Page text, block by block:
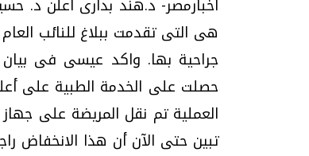
هى التى تقدمت ببلاغ للنائب
جراحية بها. واكد عيسى فى بيان
حصلت على الخدمة الطبية على
العملية تم نقل المريضة على
تبين حتى الآن أن هذا الانخفاض
فيديو..
وتحديات
موجات الطقس الساخنة.. لماذا تحدث وكيف